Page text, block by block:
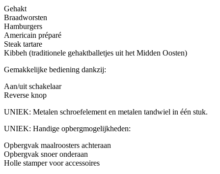
Gehakt
Braadworsten
Hamburgers
Americain préparé
Steak tartare
Kibbeh (traditionele gehaktballetjes uit het Midden Oosten)
Gemakkelijke bediening dankzij:
Aan/uit schakelaar
Reverse knop
UNIEK: Metalen schroefelement en metalen tandwiel in één stuk.
UNIEK: Handige opbergmogelijkheden:
Opbergvak maalroosters achteraan
Opbergvak snoer onderaan
Holle stamper voor accessoires